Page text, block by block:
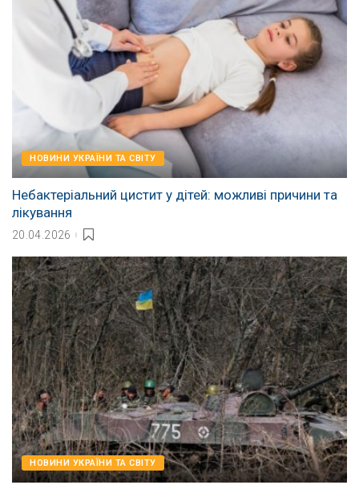
НОВИНИ УКРАЇНИ ТА СВІТУ
Небактеріальний цистит у дітей: можливі причини та
лікування
20.04.2026
НОВИНИ УКРАЇНИ ТА СВІТУ